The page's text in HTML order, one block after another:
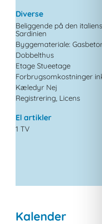
Diverse
Beliggende på den
Sardinien
Byggemateriale:
Dobbelthus
Etage Stueetage
Forbrugsomkostninger
Kæledyr Nej
Registrering, Licens
El artikler
1 TV
Kalender